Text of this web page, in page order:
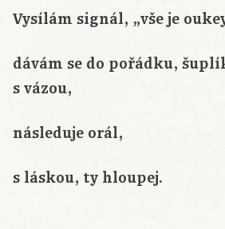
Vysílám signál, „vše je
dávám se do pořádku,
s vázou,
následuje orál,
s láskou, ty hloupej.